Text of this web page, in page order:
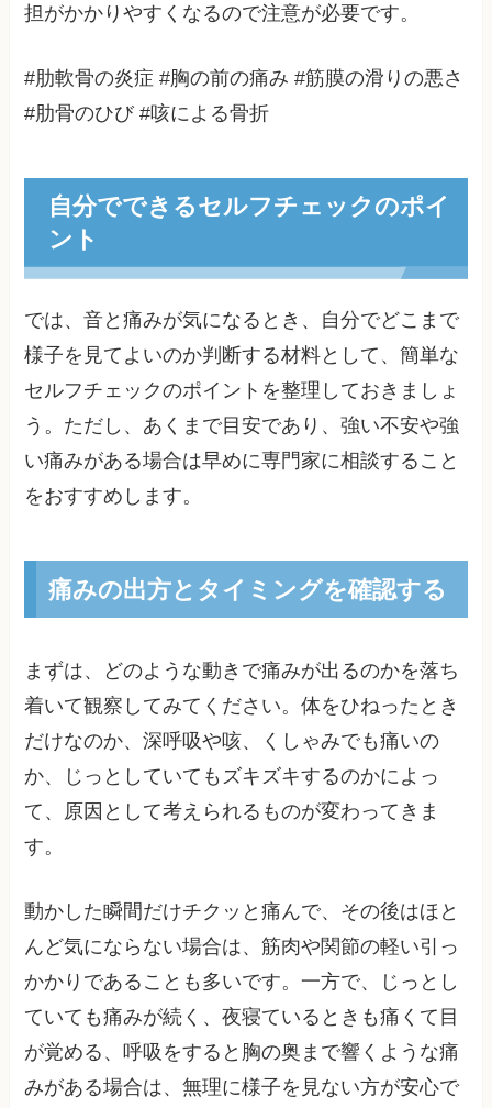
担がかかりやすくなるので注意が必要です。
#肋軟骨の炎症 #胸の前の痛み #筋膜の滑りの悪さ
#肋骨のひび #咳による骨折
自分でできるセルフチェックのポイ
ント
では、音と痛みが気になるとき、自分でどこまで
様子を見てよいのか判断する材料として、簡単な
セルフチェックのポイントを整理しておきましょ
う。ただし、あくまで目安であり、強い不安や強
い痛みがある場合は早めに専門家に相談すること
をおすすめします。
痛みの出方とタイミングを確認する
まずは、どのような動きで痛みが出るのかを落ち
着いて観察してみてください。体をひねったとき
だけなのか、深呼吸や咳、くしゃみでも痛いの
か、じっとしていてもズキズキするのかによっ
て、原因として考えられるものが変わってきま
す。
動かした瞬間だけチクッと痛んで、その後はほと
んど気にならない場合は、筋肉や関節の軽い引っ
かかりであることも多いです。一方で、じっとし
ていても痛みが続く、夜寝ているときも痛くて目
が覚める、呼吸をすると胸の奥まで響くような痛
みがある場合は、無理に様子を見ない方が安心で